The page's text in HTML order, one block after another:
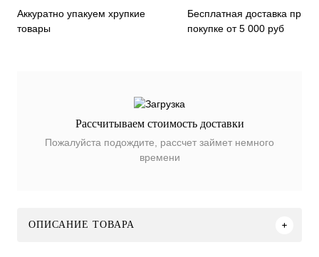
Аккуратно упакуем хрупкие
товары
Бесплатная доставка при
покупке от 5 000 руб
Рассчитываем стоимость доставки
Пожалуйста подождите, рассчет займет немного
времени
ОПИСАНИЕ ТОВАРА